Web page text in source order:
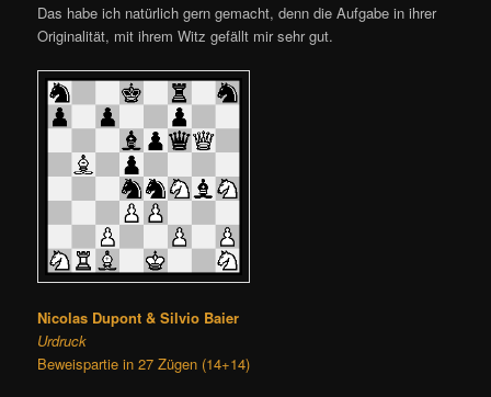
t
i
o
Das habe ich natürlich gern gemacht, denn die Aufgabe in ihrer
Originalität, mit ihrem Witz gefällt mir sehr gut.
Nicolas Dupont & Silvio Baier
Urdruck
Beweispartie in 27 Zügen (14+14)